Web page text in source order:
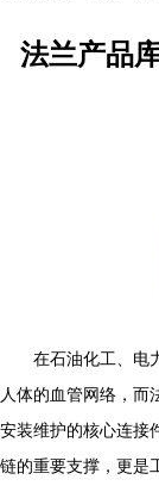
法兰产品
在石油化工、电
人体的血管网络，而
安装维护的核心连接
链的重要支撑，更是